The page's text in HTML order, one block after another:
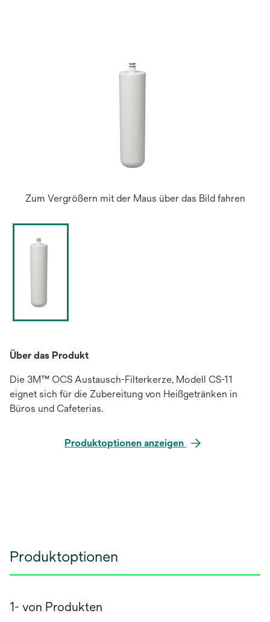
Zum Vergrößern mit der Maus über das Bild fahren
Über das Produkt
Die 3M™ OCS Austausch-Filterkerze, Modell CS-11
eignet sich für die Zubereitung von Heißgetränken in
Büros und Cafeterias.
Produktoptionen anzeigen
Produktoptionen
1- von Produkten